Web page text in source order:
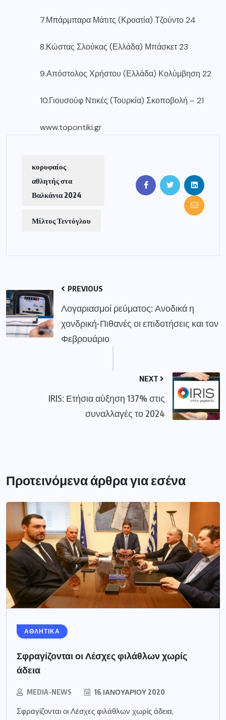
7.Μπάρμπαρα Μάτιτς (Κροατία) Τζούντο 24
8.Κώστας Σλούκας (Ελλάδα) Μπάσκετ 23
9.Απόστολος Χρήστου (Ελλάδα) Κολύμβηση 22
10.Γιουσούφ Ντικές (Τουρκία) Σκοποβολή – 21
www.topontiki.gr
κορυφαίος
αθλητής στα
Βαλκάνια 2024
Μίλτος Τεντόγλου
PREVIOUS
Λογαριασμοί ρεύματος: Ανοδικά η
χονδρική-Πιθανές οι επιδοτήσεις και τον
Φεβρουάριο
NEXT
IRIS: Ετήσια αύξηση 137% στις
συναλλαγές το 2024
Προτεινόμενα άρθρα για εσένα
ΑΘΛΗΤΙΚΑ
Σφραγίζονται οι Λέσχες φιλάθλων χωρίς
άδεια
MEDIA-NEWS 16 ΙΑΝΟΥΑΡΊΟΥ 2020
Σφραγίζονται οι Λέσχες φιλάθλων χωρίς άδεια,